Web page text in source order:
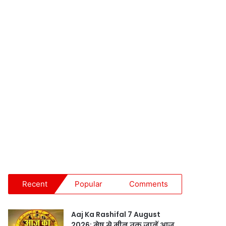
Recent Popular Comments
Aaj Ka Rashifal 7 August